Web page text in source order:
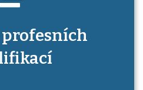
profesních